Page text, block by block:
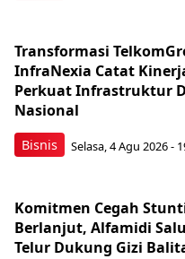
Bisnis
Transformasi
InfraNexia Catat
Perkuat Infrastruktur
Nasional
Selasa, 4 Agu 2026 -
Komitmen Cegah
Berlanjut, Alfamidi
Telur Dukung Gizi